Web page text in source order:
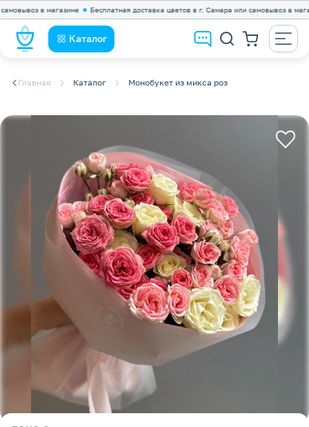
в магазине Бесплатная доставка цветов в г. Самара или самовывоз в магазине
Каталог
Главная Каталог Монобукет из микса роз